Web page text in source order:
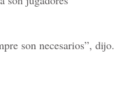
son necesarios”, dijo.